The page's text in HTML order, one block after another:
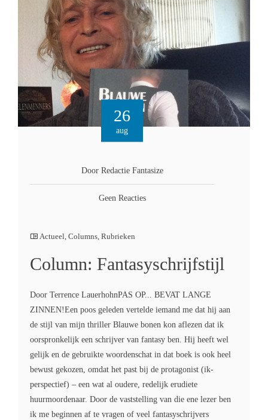
26
aug
Door Redactie Fantasize
Geen Reacties
Actueel, Columns, Rubrieken
Column: Fantasyschrijfstijl
Door Terrence LauerhohnPAS OP... BEVAT LANGE
ZINNEN!Een poos geleden vertelde iemand me dat hij aan
de stijl van mijn thriller Blauwe bonen kon aflezen dat ik
oorspronkelijk een schrijver van fantasy ben. Hij heeft wel
gelijk en de gebruikte woordenschat in dat boek is ook heel
bewust gekozen, omdat het past bij de protagonist (ik-
perspectief) – een wat al oudere, redelijk erudiete
huurmoordenaar. Door de vaststelling van die ene lezer ben
ik me beginnen af te vragen of veel fantasyschrijvers